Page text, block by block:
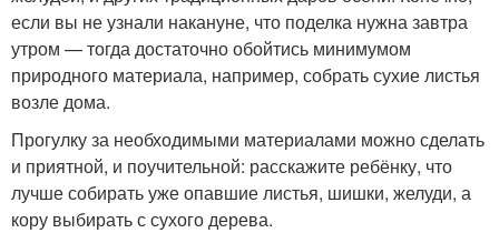
если вы не узнали накануне, что поделка нужна завтра
утром — тогда достаточно обойтись минимумом
природного материала, например, собрать сухие листья
возле дома.
Прогулку за необходимыми материалами можно сделать
и приятной, и поучительной: расскажите ребёнку, что
лучше собирать уже опавшие листья, шишки, желуди, а
кору выбирать с сухого дерева.